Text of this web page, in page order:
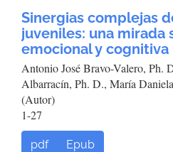
Sinergias complejas
juveniles: una mirada
emocional y cognitiva
Antonio José Bravo-Valero, Ph.
Albarracín, Ph. D., María
(Autor)
1-27
pdf Epub